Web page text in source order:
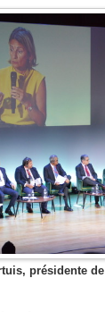
présidente